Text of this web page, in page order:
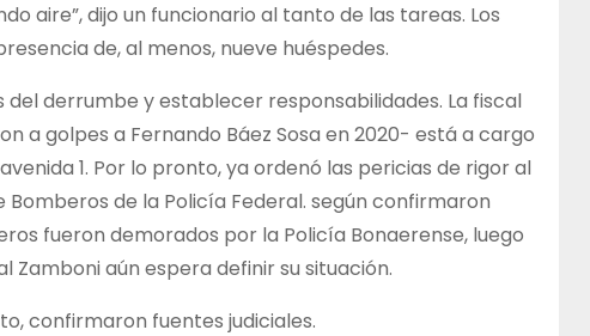
aire”, dijo un funcionario al tanto de las tareas. Los
de, al menos, nueve huéspedes.
derrumbe y establecer responsabilidades. La fiscal
a golpes a Fernando Báez Sosa en 2020- está a cargo
1. Por lo pronto, ya ordenó las pericias de rigor al
de la Policía Federal. según confirmaron
fueron demorados por la Policía Bonaerense, luego
Zamboni aún espera definir su situación.
confirmaron fuentes judiciales.